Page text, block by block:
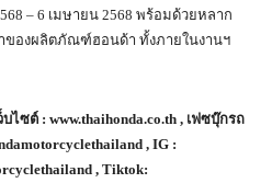
– 6 เมษายน 2568 พร้อมด้วยหลาก
ของผลิตภัณฑ์ฮอนด้า ทั้งภายในงานฯ
บไซต์ : www.thaihonda.co.th , เฟซบุ๊กรถ
, IG :
, Tiktok: